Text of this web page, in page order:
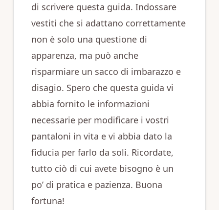
di scrivere questa guida. Indossare
vestiti che si adattano correttamente
non è solo una questione di
apparenza, ma può anche
risparmiare un sacco di imbarazzo e
disagio. Spero che questa guida vi
abbia fornito le informazioni
necessarie per modificare i vostri
pantaloni in vita e vi abbia dato la
fiducia per farlo da soli. Ricordate,
tutto ciò di cui avete bisogno è un
po’ di pratica e pazienza. Buona
fortuna!